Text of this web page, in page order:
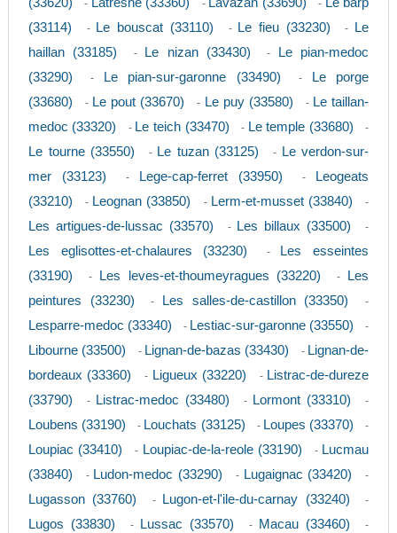
- - -
(33114)
- Le bouscat (33110) - Le fieu (33230) -
Le
haillan (33185)
- Le nizan (33430) -
Le pian-medoc
(33290)
- Le pian-sur-garonne (33490) -
Le porge
(33680)
- Le pout (33670) - Le puy (33580) - Le taillan-
medoc (33320)
- Le teich (33470) - Le temple (33680) -
Le tourne (33550) - Le tuzan (33125) - Le verdon-sur-
mer (33123)
- Lege-cap-ferret (33950) -
Leogeats
(33210)
- Leognan (33850) - Lerm-et-musset (33840) -
Les artigues-de-lussac (33570) - Les billaux (33500) -
Les eglisottes-et-chalaures (33230) -
Les esseintes
(33190)
- Les leves-et-thoumeyragues (33220) -
Les
peintures (33230)
- Les salles-de-castillon (33350) -
Lesparre-medoc (33340) - Lestiac-sur-garonne (33550) -
Libourne (33500) - Lignan-de-bazas (33430) - Lignan-de-
bordeaux (33360)
- Ligueux (33220) - Listrac-de-dureze
(33790)
- Listrac-medoc (33480) - Lormont (33310) -
Loubens (33190) - Louchats (33125) - Loupes (33370) -
Loupiac (33410) - Loupiac-de-la-reole (33190) - Lucmau
(33840)
- Ludon-medoc (33290) - Lugaignac (33420) -
Lugasson (33760) - Lugon-et-l'ile-du-carnay (33240) -
Lugos (33830) - Lussac (33570) - Macau (33460) -